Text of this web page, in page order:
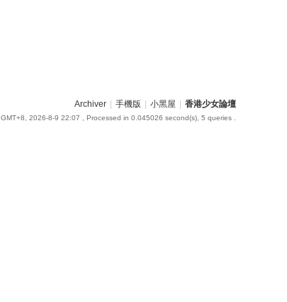
Archiver 手機版 小黑屋 香港少女論壇
GMT+8, 2026-8-9 22:07 , Processed in 0.045026 second(s), 5 queries .